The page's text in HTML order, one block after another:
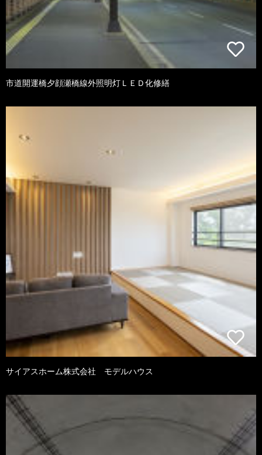
市道開運橋夕顔瀬橋線外照明灯ＬＥＤ化修繕
サイアスホーム株式会社 モデルハウス